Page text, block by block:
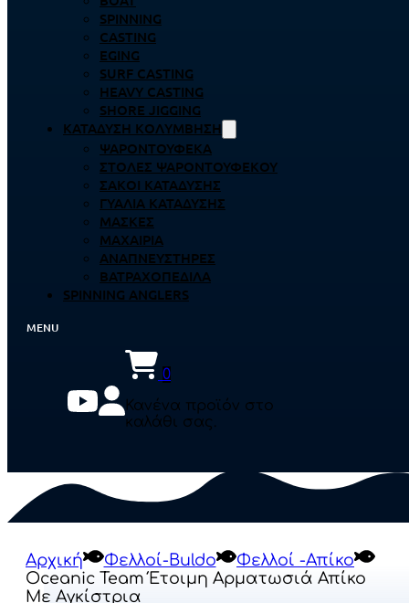
SPINNING
CASTING
EGING
SURF CASTING
HEAVY CASTING
SHORE JIGGING
ΚΑΤΆΔΥΣΗ ΚΟΛΎΜΒΗΣΗ
ΨΑΡΟΝΤΟΎΦΕΚΑ
ΣΤΟΛΈΣ ΨΑΡΟΝΤΟΎΦΕΚΟΥ
ΣΆΚΟΙ ΚΑΤΆΔΥΣΗΣ
ΓΥΑΛΙΆ ΚΑΤΆΔΥΣΗΣ
ΜΆΣΚΕΣ
ΜΑΧΑΊΡΙΑ
ΑΝΑΠΝΕΥΣΤΉΡΕΣ
ΒΑΤΡΑΧΟΠΈΔΙΛΑ
SPINNING ANGLERS
0
Κανένα προϊόν στο
καλάθι σας.
Αρχική Φελλοί-Buldo
Φελλοί -Απίκο
Oceanic Team Έτοιμη Αρματωσιά Απίκο
Με Αγκίστρια